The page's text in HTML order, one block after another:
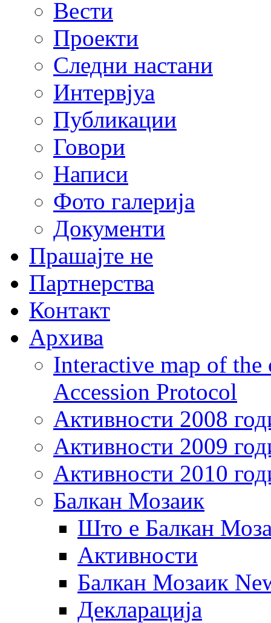
Вести
Проекти
Следни настани
Интервјуа
Публикации
Говори
Написи
Фото галерија
Документи
Прашајте не
Партнерства
Контакт
Архива
Interactive map of
Accession Protocol
Активности 2008
Активности 2009
Активности 2010
Балкан Мозаик
Што е Балкан
Активности
Балкан Мозаик
Декларација